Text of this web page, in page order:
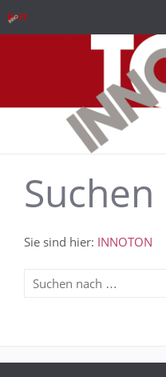
Suchen
Sie sind hier: INNOTON